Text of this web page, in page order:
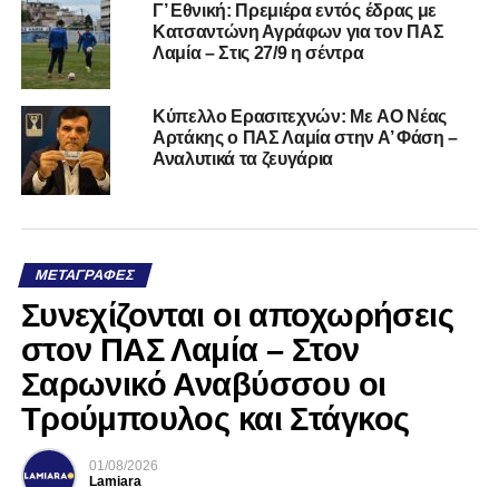
Γ’ Εθνική: Πρεμιέρα εντός έδρας με
Κατσαντώνη Αγράφων για τον ΠΑΣ
Λαμία – Στις 27/9 η σέντρα
Kύπελλο Ερασιτεχνών: Με AO Nέας
Αρτάκης ο ΠΑΣ Λαμία στην Α’ Φάση –
Αναλυτικά τα ζευγάρια
ΜΕΤΑΓΡΑΦΈΣ
Συνεχίζονται οι αποχωρήσεις
στον ΠΑΣ Λαμία – Στον
Σαρωνικό Αναβύσσου οι
Τρούμπουλος και Στάγκος
01/08/2026
Lamiara